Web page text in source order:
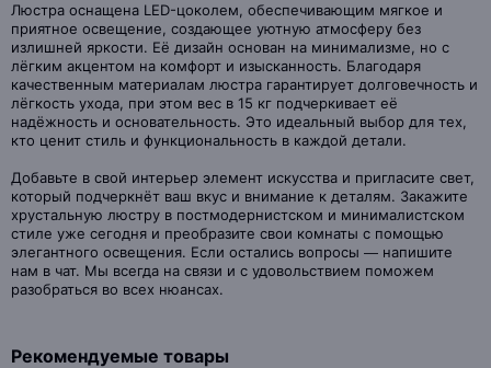
Люстра оснащена LED-цоколем, обеспечивающим мягкое и
приятное освещение, создающее уютную атмосферу без
излишней яркости. Её дизайн основан на минимализме, но с
лёгким акцентом на комфорт и изысканность. Благодаря
качественным материалам люстра гарантирует долговечность и
лёгкость ухода, при этом вес в 15 кг подчеркивает её
надёжность и основательность. Это идеальный выбор для тех,
кто ценит стиль и функциональность в каждой детали.
Добавьте в свой интерьер элемент искусства и пригласите свет,
который подчеркнёт ваш вкус и внимание к деталям. Закажите
хрустальную люстру в постмодернистском и минималистском
стиле уже сегодня и преобразите свои комнаты с помощью
элегантного освещения. Если остались вопросы — напишите
нам в чат. Мы всегда на связи и с удовольствием поможем
разобраться во всех нюансах.
Рекомендуемые товары